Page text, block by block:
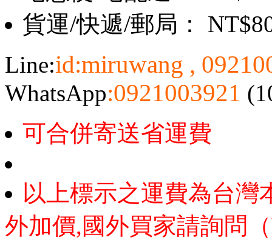
貨運/快遞/郵局：
Line:id:miruwang ,
WhatsApp:0921003921
可合併寄送省運費
以上標示之運費為台灣
外加價,國外買家請詢問